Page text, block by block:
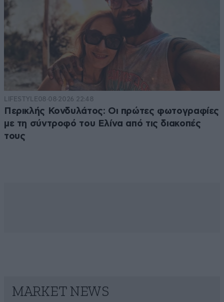
LIFESTYLE08·08·2026 22:48
Περικλής Κονδυλάτος: Οι πρώτες φωτογραφίες
με τη σύντροφό του Ελίνα από τις διακοπές
τους
MARKET NEWS